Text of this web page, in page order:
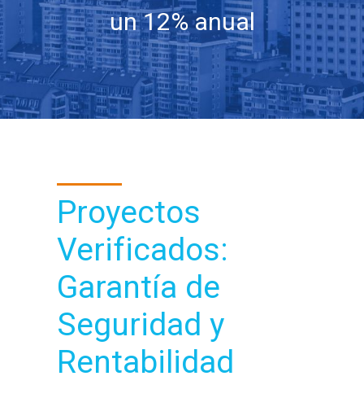
un 12% anual
Proyectos
Verificados:
Garantía de
Seguridad y
Rentabilidad